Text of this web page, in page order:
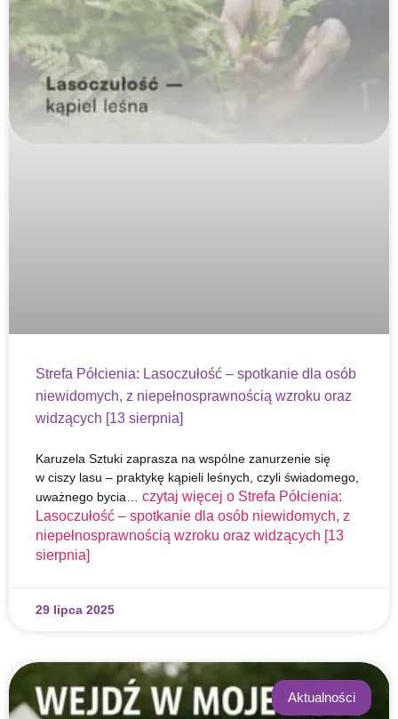
Strefa Półcienia: Lasoczułość – spotkanie dla osób
niewidomych, z niepełnosprawnością wzroku oraz
widzących [13 sierpnia]
Karuzela Sztuki zaprasza na wspólne zanurzenie się
w ciszy lasu – praktykę kąpieli leśnych, czyli świadomego,
uważnego bycia… czytaj więcej o Strefa Półcienia:
Lasoczułość – spotkanie dla osób niewidomych, z
niepełnosprawnością wzroku oraz widzących [13
sierpnia]
29 lipca 2025
Aktualności